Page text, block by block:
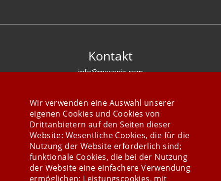
Kontakt
info@mesonic.com
Stay connected
Wir verwenden eine Auswahl unserer
eigenen Cookies und Cookies von
Drittanbietern auf den Seiten dieser
Website: Wesentliche Cookies, die für die
Nutzung der Website erforderlich sind;
funktionale Cookies, die bei der Nutzung
der Website eine einfachere Verwendung
ermöglichen; Leistungscookies, mit